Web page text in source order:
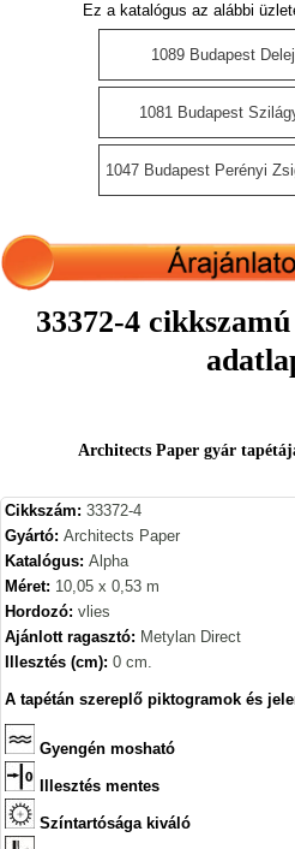
Ez a katalógus az alábbi
1089 Budapest
1081 Budapest
1047 Budapest Perényi
33372-4
Architects Paper gyár
Cikkszám: 33372-4
Gyártó: Architects Paper
Katalógus: Alpha
Méret: 10,05 x 0,53 m
Hordozó: vlies
Ajánlott ragasztó: Metylan Direct
Illesztés (cm): 0 cm.
A tapétán szereplő piktogramok és
Gyengén mosható
Illesztés mentes
Színtartósága kiváló